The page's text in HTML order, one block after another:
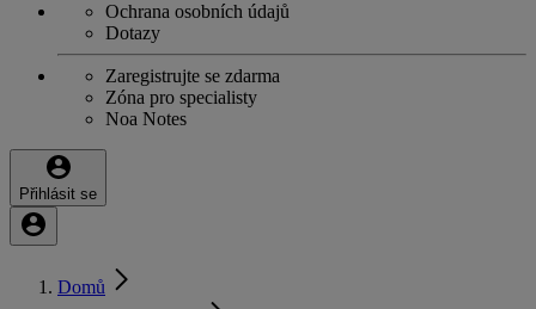
Ochrana osobních údajů
Dotazy
Zaregistrujte se zdarma
Zóna pro specialisty
Noa Notes
Přihlásit se
Domů